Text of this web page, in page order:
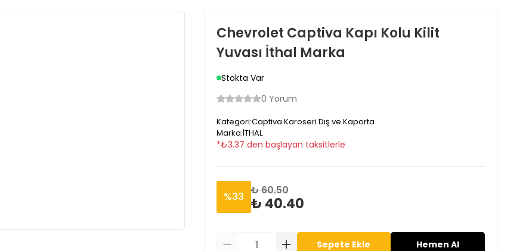
Chevrolet Captiva Kapı Kolu Kilit
Yuvası İthal Marka
Stokta Var
0 Yorum
Kategori:Captiva Karoseri Dış ve Kaporta
Marka:İTHAL
*₺3.37 den başlayan taksitlerle
%33 ₺ 60.50
₺ 40.40
Sepete Ekle Hemen Al